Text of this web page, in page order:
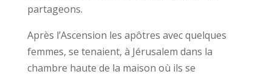
partageons.
Après l’Ascension les apôtres avec quelques
femmes, se tenaient, à Jérusalem dans la
chambre haute de la maison où ils se